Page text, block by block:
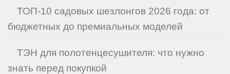
ТОП-10 садовых шезлонгов 2026 года: от
бюджетных до премиальных моделей
ТЭН для полотенцесушителя: что нужно
знать перед покупкой